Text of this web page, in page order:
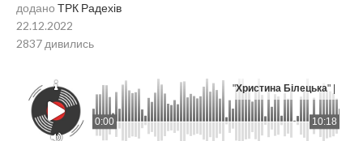
додано ТРК Радехів
22.12.2022
2837 дивились
0:00 10:18
"Христина Білецька" |